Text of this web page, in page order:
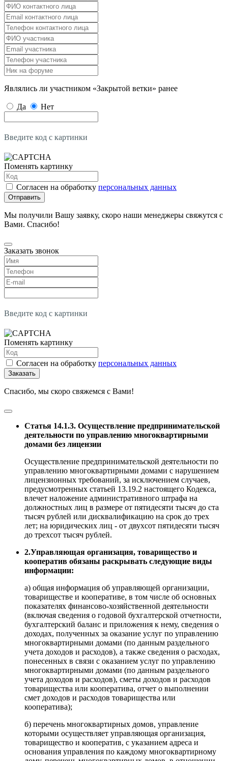
Являлись ли участником «Закрытой ветки» ранее
Да Нет
Введите код с картинки
Поменять картинку
Согласен на обработку персональных данных
Отправить
Мы получили Вашу заявку, скоро наши менеджеры свяжутся с
Вами. Спасибо!
Заказать звонок
Введите код с картинки
Поменять картинку
Согласен на обработку персональных данных
Заказать
Спасибо, мы скоро свяжемся с Вами!
Статья 14.1.3. Осуществление предпринимательской
деятельности по управлению многоквартирными
домами без лицензии
Осуществление предпринимательской деятельности по
управлению многоквартирными домами с нарушением
лицензионных требований, за исключением случаев,
предусмотренных статьей 13.19.2 настоящего Кодекса,
влечет наложение административного штрафа на
должностных лиц в размере от пятидесяти тысяч до ста
тысяч рублей или дисквалификацию на срок до трех
лет; на юридических лиц - от двухсот пятидесяти тысяч
до трехсот тысяч рублей.
2.Управляющая организация, товарищество и
кооператив обязаны раскрывать следующие виды
информации:
а) общая информация об управляющей организации,
товариществе и кооперативе, в том числе об основных
показателях финансово-хозяйственной деятельности
(включая сведения о годовой бухгалтерской отчетности,
бухгалтерский баланс и приложения к нему, сведения о
доходах, полученных за оказание услуг по управлению
многоквартирными домами (по данным раздельного
учета доходов и расходов), а также сведения о расходах,
понесенных в связи с оказанием услуг по управлению
многоквартирными домами (по данным раздельного
учета доходов и расходов), сметы доходов и расходов
товарищества или кооператива, отчет о выполнении
смет доходов и расходов товарищества или
кооператива);
б) перечень многоквартирных домов, управление
которыми осуществляет управляющая организация,
товарищество и кооператив, с указанием адреса и
основания управления по каждому многоквартирному